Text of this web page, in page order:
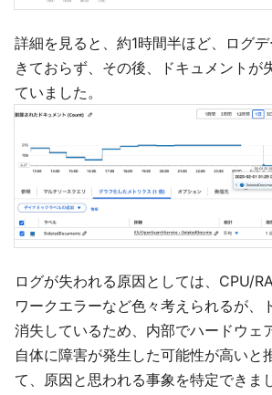
詳細を見ると、約1時間半ほど、ログ
きておらず、その後、ドキュメントが
ていました。
ログが失われる原因としては、CPU/
ワークエラーなど色々考えられるが、
消失しているため、内部でハードウェ
自体に障害が発生した可能性が高いと
て、原因と思われる事象を特定できま